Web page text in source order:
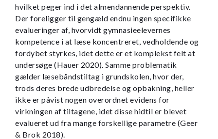
hvilket peger ind i det almendannende perspektiv.
Der foreligger til gengæld endnu ingen specifikke
evalueringer af, hvorvidt gymnasieelevernes
kompetence i at læse koncentreret, vedholdende og
fordybet styrkes, idet dette er et komplekst felt at
undersøge (Hauer 2020). Samme problematik
gælder læsebåndstiltag i grundskolen, hvor der,
trods deres brede udbredelse og opbakning, heller
ikke er påvist nogen overordnet evidens for
virkningen af tiltagene, idet disse hidtil er blevet
evalueret ud fra mange forskellige parametre (Geer
& Brok 2018).